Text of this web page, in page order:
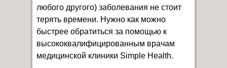
любого другого) заболевания не стоит
терять времени. Нужно как можно
быстрее обратиться за помощью к
высококвалифицированным врачам
медицинской клиники Simple Health.